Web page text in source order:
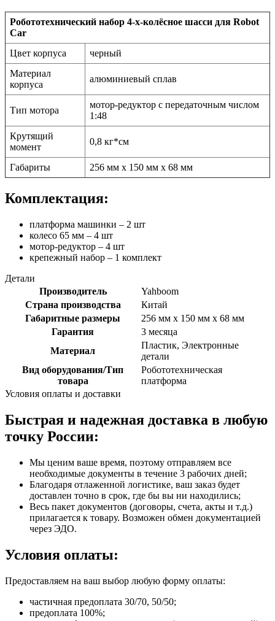
Робототехнический набор 4-х-колёсное шасси для Robot
Car
Цвет корпуса
черный
Материал
корпуса
алюминиевый сплав
Тип мотора
мотор-редуктор с передаточным числом
1:48
Крутящий
момент
0,8 кг*см
Габариты 256 мм x 150 мм x 68 мм
Комплектация:
платформа машинки – 2 шт
колесо 65 мм – 4 шт
мотор-редуктор – 4 шт
крепежный набор – 1 комплект
Детали
Производитель
Yahboom
Страна производства
Китай
Габаритные размеры
256 мм x 150 мм x 68 мм
Гарантия
3 месяца
Материал
Пластик, Электронные
детали
Вид оборудования/Тип
товара
Робототехническая
платформа
Условия оплаты и доставки
Быстрая и надежная доставка в любую
точку России:
Мы ценим ваше время, поэтому отправляем все
необходимые документы в течение 3 рабочих дней;
Благодаря отлаженной логистике, ваш заказ будет
доставлен точно в срок, где бы вы ни находились;
Весь пакет документов (договоры, счета, акты и т.д.)
прилагается к товару. Возможен обмен документацией
через ЭДО.
Условия оплаты:
Предоставляем на ваш выбор любую форму оплаты:
частичная предоплата 30/70, 50/50;
предоплата 100%;